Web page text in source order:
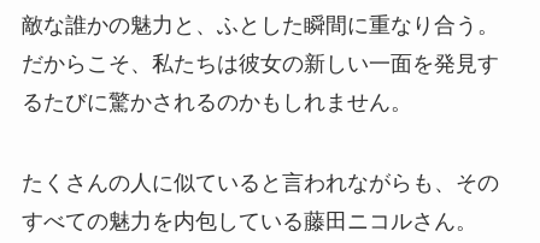
敵な誰かの魅力と、ふとした瞬間に重なり合う。
だからこそ、私たちは彼女の新しい一面を発見す
るたびに驚かされるのかもしれません。
たくさんの人に似ていると言われながらも、その
すべての魅力を内包している藤田ニコルさん。